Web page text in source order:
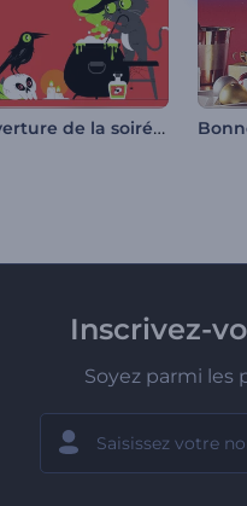
Ouverture de la soirée d'Halloween
Inscrivez-
Soyez parmi les